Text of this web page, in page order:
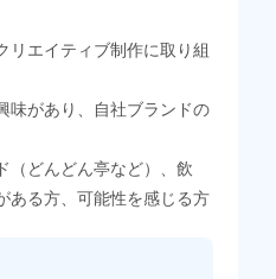
リエイティブ制作に取り組
味があり、自社ブランドの
（どんどん亭など）、飲
ある方、可能性を感じる方